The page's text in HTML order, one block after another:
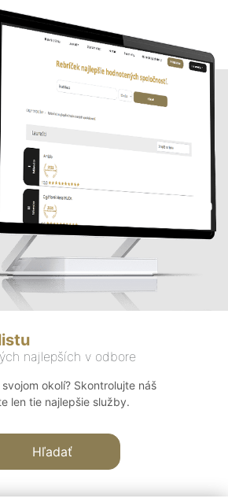
najlepších v odbore
okolí? Skontrolujte náš
len tie najlepšie služby.
Hľadať